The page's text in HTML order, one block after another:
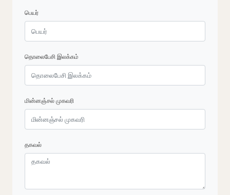
பெயர்
தொலைபேசி இலக்கம்
மின்னஞ்சல் முகவரி
தகவல்